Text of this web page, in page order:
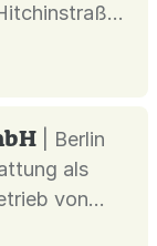
| Berlin
als
von
in